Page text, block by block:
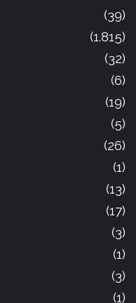
(39)
(1.815)
(32)
(6)
(19)
(5)
(26)
(1)
(13)
(17)
(3)
(1)
(3)
(1)